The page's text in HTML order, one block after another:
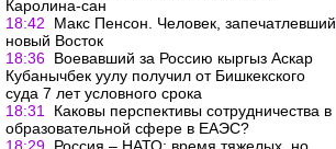
Каролина-сан
18:42
Макс Пенсон. Человек, запечатлевший
новый Восток
18:36 Воевавший за Россию кыргыз Аскар
Кубанычбек уулу получил от Бишкекского
суда 7 лет условного срока
18:31
Каковы перспективы сотрудничества в
образовательной сфере в ЕАЭС?